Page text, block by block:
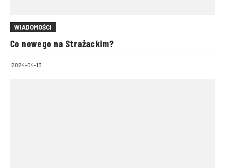
WIADOMOŚCI
Co nowego na Strażackim?
2024-04-13